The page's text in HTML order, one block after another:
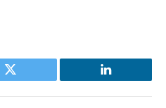
Twitter LinkedIn